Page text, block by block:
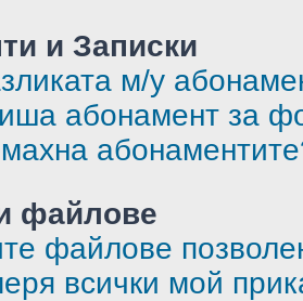
и Записки
м/у
абонамент за
файлове
файлове
всички мой